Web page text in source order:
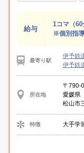
給与
1コマ（
※個別指
最寄り駅
伊予鉄
伊予鉄
所在地
〒790-
愛媛県
松山市
特徴 大手学